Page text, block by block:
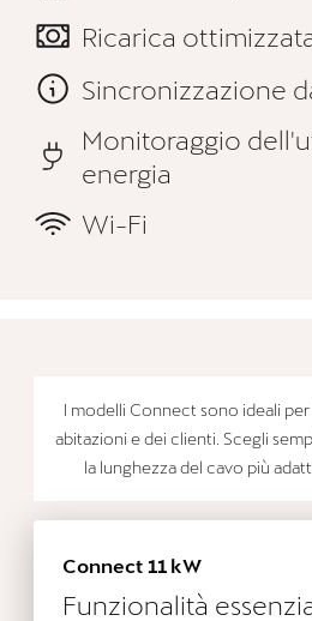
Ricarica
Sincronizzazione
Monitoraggio
energia
Wi-Fi
I modelli Connect sono ideali
abitazioni e dei clienti. Scegli
la lunghezza del cavo più
Connect 11 kW
Funzionalità